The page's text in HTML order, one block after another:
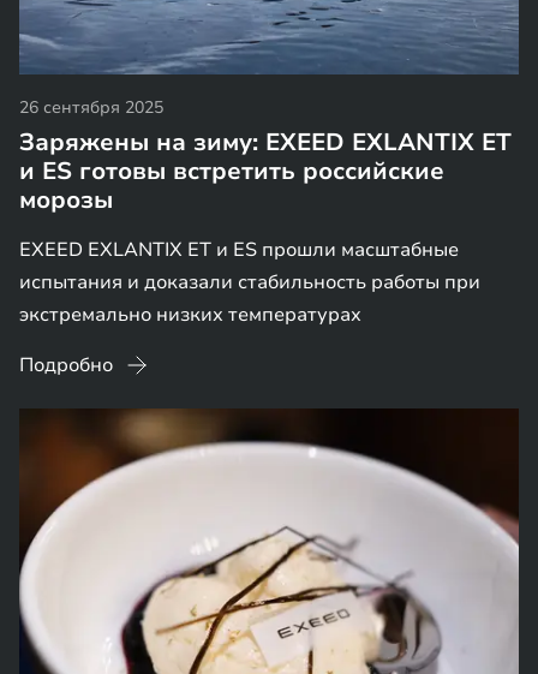
26 сентября 2025
Заряжены на зиму: EXEED EXLANTIX ET
и ES готовы встретить российские
морозы
EXEED EXLANTIX ET и ES прошли масштабные
испытания и доказали стабильность работы при
экстремально низких температурах
Подробно